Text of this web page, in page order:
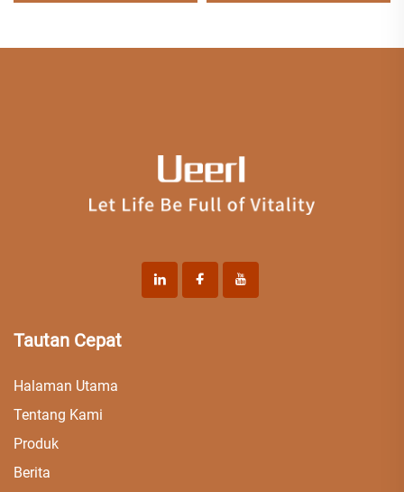
Tautan Cepat
Halaman Utama
Tentang Kami
Produk
Berita